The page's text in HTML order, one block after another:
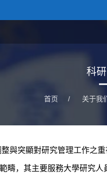
科
首页 / 关于我
與突顯對研究管理工作之
疇，其主要服務大學研究人